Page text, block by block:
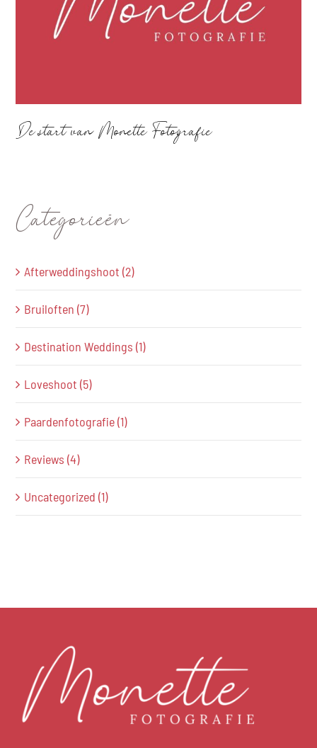
De start van Monette Fotografie
Categorieën
Afterweddingshoot (2)
Bruiloften (7)
Destination Weddings (1)
Loveshoot (5)
Paardenfotografie (1)
Reviews (4)
Uncategorized (1)